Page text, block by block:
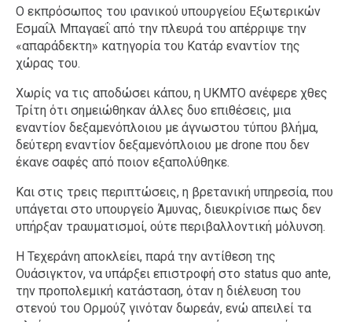
Ο εκπρόσωπος του ιρανικού υπουργείου Εξωτερικών
Εσμαΐλ Μπαγαεΐ από την πλευρά του απέρριψε την
«απαράδεκτη» κατηγορία του Κατάρ εναντίον της
χώρας του.
Χωρίς να τις αποδώσει κάπου, η UKMTO ανέφερε χθες
Τρίτη ότι σημειώθηκαν άλλες δυο επιθέσεις, μια
εναντίον δεξαμενόπλοιου με άγνωστου τύπου βλήμα,
δεύτερη εναντίον δεξαμενόπλοιου με drone που δεν
έκανε σαφές από ποιον εξαπολύθηκε.
Και στις τρεις περιπτώσεις, η βρετανική υπηρεσία, που
υπάγεται στο υπουργείο Άμυνας, διευκρίνισε πως δεν
υπήρξαν τραυματισμοί, ούτε περιβαλλοντική μόλυνση.
Η Τεχεράνη αποκλείει, παρά την αντίθεση της
Ουάσιγκτον, να υπάρξει επιστροφή στο status quo ante,
την προπολεμική κατάσταση, όταν η διέλευση του
στενού του Ορμούζ γινόταν δωρεάν, ενώ απειλεί τα